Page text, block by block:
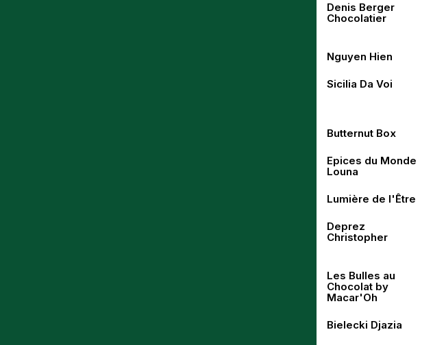
Denis Berger
Chocolatier
Nguyen Hien
Sicilia Da Voi
Butternut Box
Epices du Monde
Louna
Lumière de l'Être
Deprez
Christopher
Les Bulles au
Chocolat by
Macar'Oh
Bielecki Djazia